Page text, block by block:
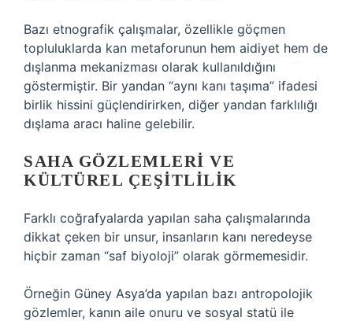
Bazı etnografik çalışmalar, özellikle göçmen
topluluklarda kan metaforunun hem aidiyet hem de
dışlanma mekanizması olarak kullanıldığını
göstermiştir. Bir yandan “aynı kanı taşıma” ifadesi
birlik hissini güçlendirirken, diğer yandan farklılığı
dışlama aracı haline gelebilir.
SAHA GÖZLEMLERI VE
KÜLTÜREL ÇEŞITLILIK
Farklı coğrafyalarda yapılan saha çalışmalarında
dikkat çeken bir unsur, insanların kanı neredeyse
hiçbir zaman “saf biyoloji” olarak görmemesidir.
Örneğin Güney Asya’da yapılan bazı antropolojik
gözlemler, kanın aile onuru ve sosyal statü ile